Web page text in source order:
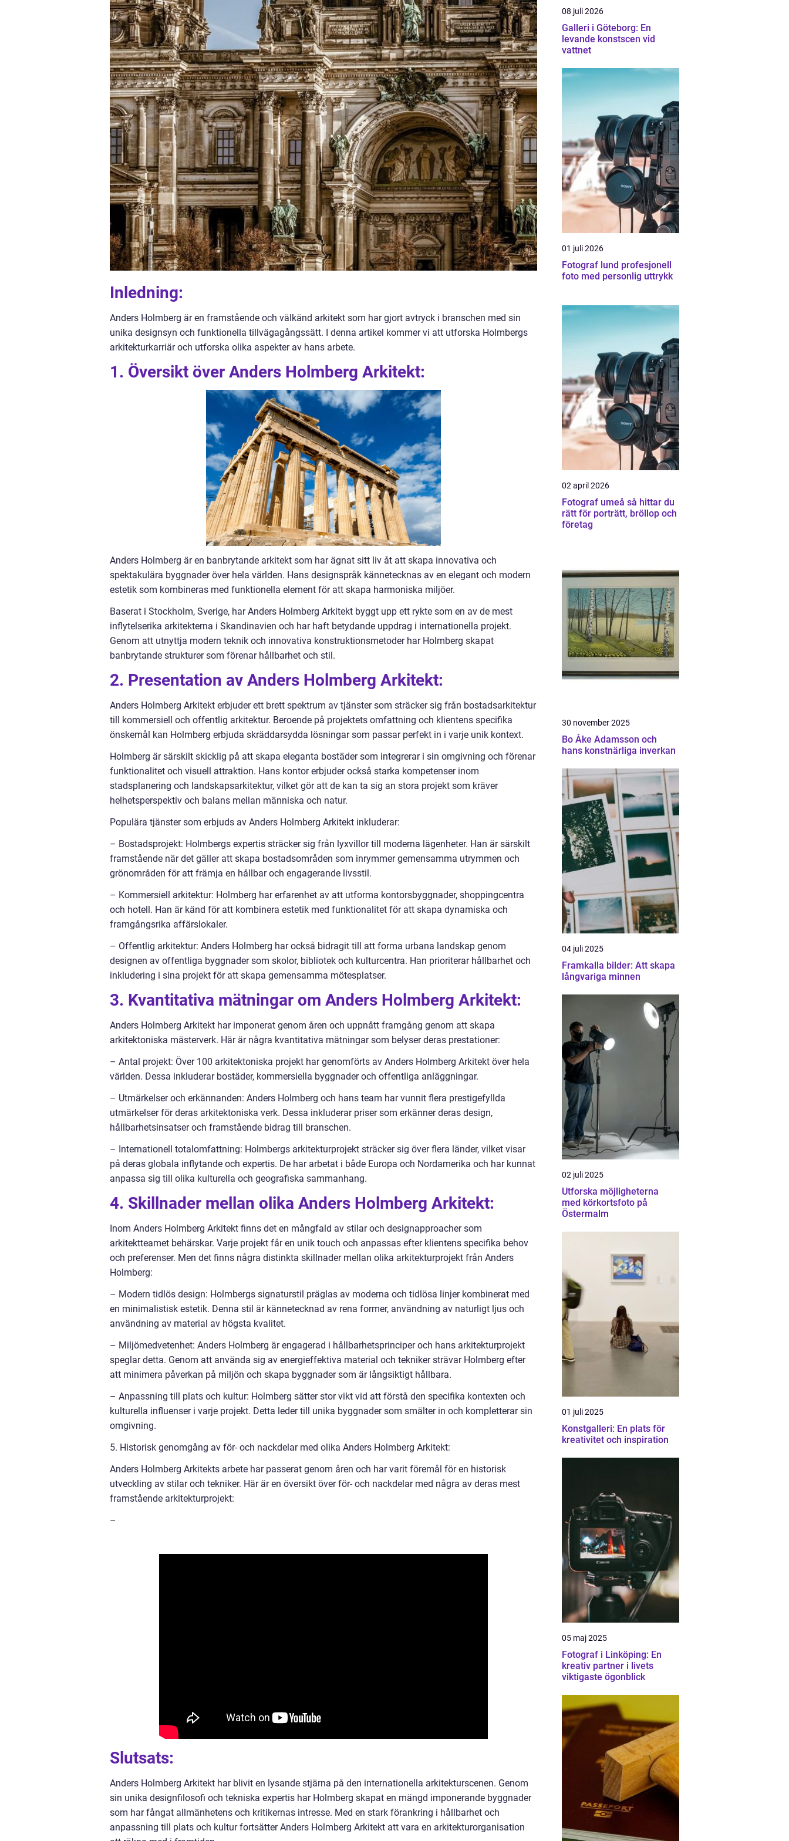
Inledning:
Anders Holmberg är en framstående och välkänd arkitekt som har gjort avtryck i branschen med sin
unika designsyn och funktionella tillvägagångssätt. I denna artikel kommer vi att utforska Holmbergs
arkitekturkarriär och utforska olika aspekter av hans arbete.
1. Översikt över Anders Holmberg Arkitekt:
Anders Holmberg är en banbrytande arkitekt som har ägnat sitt liv åt att skapa innovativa och
spektakulära byggnader över hela världen. Hans designspråk kännetecknas av en elegant och modern
estetik som kombineras med funktionella element för att skapa harmoniska miljöer.
Baserat i Stockholm, Sverige, har Anders Holmberg Arkitekt byggt upp ett rykte som en av de mest
inflytelserika arkitekterna i Skandinavien och har haft betydande uppdrag i internationella projekt.
Genom att utnyttja modern teknik och innovativa konstruktionsmetoder har Holmberg skapat
banbrytande strukturer som förenar hållbarhet och stil.
2. Presentation av Anders Holmberg Arkitekt:
Anders Holmberg Arkitekt erbjuder ett brett spektrum av tjänster som sträcker sig från bostadsarkitektur
till kommersiell och offentlig arkitektur. Beroende på projektets omfattning och klientens specifika
önskemål kan Holmberg erbjuda skräddarsydda lösningar som passar perfekt in i varje unik kontext.
Holmberg är särskilt skicklig på att skapa eleganta bostäder som integrerar i sin omgivning och förenar
funktionalitet och visuell attraktion. Hans kontor erbjuder också starka kompetenser inom
stadsplanering och landskapsarkitektur, vilket gör att de kan ta sig an stora projekt som kräver
helhetsperspektiv och balans mellan människa och natur.
Populära tjänster som erbjuds av Anders Holmberg Arkitekt inkluderar:
– Bostadsprojekt: Holmbergs expertis sträcker sig från lyxvillor till moderna lägenheter. Han är särskilt
framstående när det gäller att skapa bostadsområden som inrymmer gemensamma utrymmen och
grönområden för att främja en hållbar och engagerande livsstil.
– Kommersiell arkitektur: Holmberg har erfarenhet av att utforma kontorsbyggnader, shoppingcentra
och hotell. Han är känd för att kombinera estetik med funktionalitet för att skapa dynamiska och
framgångsrika affärslokaler.
– Offentlig arkitektur: Anders Holmberg har också bidragit till att forma urbana landskap genom
designen av offentliga byggnader som skolor, bibliotek och kulturcentra. Han prioriterar hållbarhet och
inkludering i sina projekt för att skapa gemensamma mötesplatser.
3. Kvantitativa mätningar om Anders Holmberg Arkitekt:
Anders Holmberg Arkitekt har imponerat genom åren och uppnått framgång genom att skapa
arkitektoniska mästerverk. Här är några kvantitativa mätningar som belyser deras prestationer:
– Antal projekt: Över 100 arkitektoniska projekt har genomförts av Anders Holmberg Arkitekt över hela
världen. Dessa inkluderar bostäder, kommersiella byggnader och offentliga anläggningar.
– Utmärkelser och erkännanden: Anders Holmberg och hans team har vunnit flera prestigefyllda
utmärkelser för deras arkitektoniska verk. Dessa inkluderar priser som erkänner deras design,
hållbarhetsinsatser och framstående bidrag till branschen.
– Internationell totalomfattning: Holmbergs arkitekturprojekt sträcker sig över flera länder, vilket visar
på deras globala inflytande och expertis. De har arbetat i både Europa och Nordamerika och har kunnat
anpassa sig till olika kulturella och geografiska sammanhang.
4. Skillnader mellan olika Anders Holmberg Arkitekt:
Inom Anders Holmberg Arkitekt finns det en mångfald av stilar och designapproacher som
arkitektteamet behärskar. Varje projekt får en unik touch och anpassas efter klientens specifika behov
och preferenser. Men det finns några distinkta skillnader mellan olika arkitekturprojekt från Anders
Holmberg:
– Modern tidlös design: Holmbergs signaturstil präglas av moderna och tidlösa linjer kombinerat med
en minimalistisk estetik. Denna stil är kännetecknad av rena former, användning av naturligt ljus och
användning av material av högsta kvalitet.
– Miljömedvetenhet: Anders Holmberg är engagerad i hållbarhetsprinciper och hans arkitekturprojekt
speglar detta. Genom att använda sig av energieffektiva material och tekniker strävar Holmberg efter
att minimera påverkan på miljön och skapa byggnader som är långsiktigt hållbara.
– Anpassning till plats och kultur: Holmberg sätter stor vikt vid att förstå den specifika kontexten och
kulturella influenser i varje projekt. Detta leder till unika byggnader som smälter in och kompletterar sin
omgivning.
5. Historisk genomgång av för- och nackdelar med olika Anders Holmberg Arkitekt:
Anders Holmberg Arkitekts arbete har passerat genom åren och har varit föremål för en historisk
utveckling av stilar och tekniker. Här är en översikt över för- och nackdelar med några av deras mest
framstående arkitekturprojekt:
–
Slutsats:
Anders Holmberg Arkitekt har blivit en lysande stjärna på den internationella arkitekturscenen. Genom
sin unika designfilosofi och tekniska expertis har Holmberg skapat en mängd imponerande byggnader
som har fångat allmänhetens och kritikernas intresse. Med en stark förankring i hållbarhet och
anpassning till plats och kultur fortsätter Anders Holmberg Arkitekt att vara en arkitekturorganisation
08 juli 2026
Galleri i Göteborg: En
levande konstscen vid
vattnet
01 juli 2026
Fotograf lund profesjonell
foto med personlig uttrykk
02 april 2026
Fotograf umeå så hittar du
rätt för porträtt, bröllop och
företag
30 november 2025
Bo Åke Adamsson och
hans konstnärliga inverkan
04 juli 2025
Framkalla bilder: Att skapa
långvariga minnen
02 juli 2025
Utforska möjligheterna
med körkortsfoto på
Östermalm
01 juli 2025
Konstgalleri: En plats för
kreativitet och inspiration
05 maj 2025
Fotograf i Linköping: En
kreativ partner i livets
viktigaste ögonblick